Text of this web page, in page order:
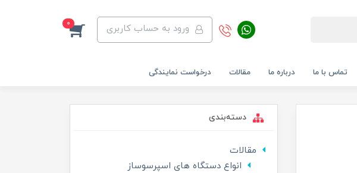
ورود به حساب کاربری 0
تماس با ما درباره ما مقالات درخواست نمایندگی
دسته‌بندی
مقالات
انواع دستگاه های اسپرسوساز